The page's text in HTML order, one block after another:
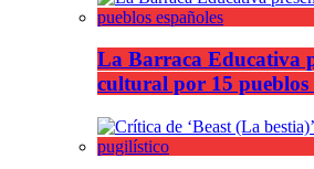
La Barraca Educativa
cultural por 15 pueblos